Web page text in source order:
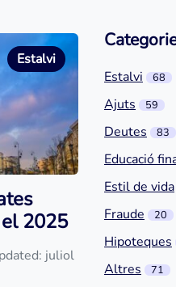
Estalvi
2025
juliol
Estalvi 68
Ajuts 59
Deutes 83
Educació
Estil de vida
Fraude
20
Hipoteques
Altres
71